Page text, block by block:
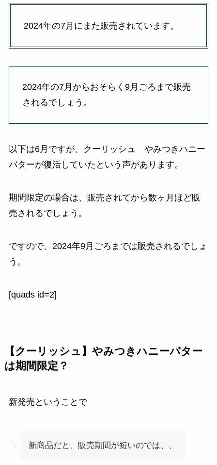
2024年の7月にまた販売されています。
2024年の7月からおそらく9月ごろまで販売
されるでしょう。
以下は6月ですが、クーリッシュ やみつきハニー
バターが復活していたという声があります。
期間限定の場合は、販売されてから数ヶ月ほど販
売されるでしょう。
ですので、2024年9月ごろまでは販売されるでしょ
う。
[quads id=2]
【クーリッシュ】やみつきハニーバター
は期間限定？
新発売ということで
新商品だと、販売期間が短いのでは、、